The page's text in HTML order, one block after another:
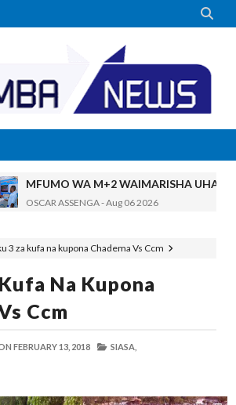

MFUMO WA M+2 WAIMARISHA
OSCAR ASSENGA-Aug 06 2026
Sonna Aug 06 2026
Sonna- Aug 06 2026
OSCAR ASSENGA
RAIS SAMIA, MUSEVEN
Sonna-Aug 06 2026
3 za kufa na kupona Chadema Vs Ccm
Na Kupona
Ccm
FEBRUARY 13, 2018 SIASA,